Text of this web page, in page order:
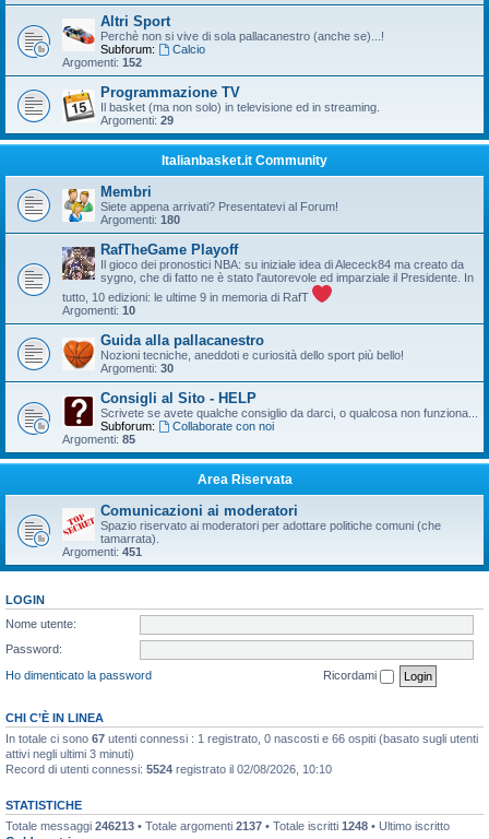
Altri Sport
Perchè non si vive di sola pallacanestro (anche se)...!
Subforum:
Calcio
Argomenti: 152
Programmazione TV
Il basket (ma non solo) in televisione ed in streaming.
Argomenti: 29
Italianbasket.it Community
Membri
Siete appena arrivati? Presentatevi al Forum!
Argomenti: 180
RafTheGame Playoff
Il gioco dei pronostici NBA: su iniziale idea di Alececk84 ma creato da
sygno, che di fatto ne è stato l'autorevole ed imparziale il Presidente. In
tutto, 10 edizioni: le ultime 9 in memoria di RafT
Argomenti: 10
Guida alla pallacanestro
Nozioni tecniche, aneddoti e curiosità dello sport più bello!
Argomenti: 30
Consigli al Sito - HELP
Scrivete se avete qualche consiglio da darci, o qualcosa non funziona...
Subforum:
Collaborate con noi
Argomenti: 85
Area Riservata
Comunicazioni ai moderatori
Spazio riservato ai moderatori per adottare politiche comuni (che
tamarrata).
Argomenti: 451
LOGIN
Nome utente:
Password:
Ho dimenticato la password
Ricordami
CHI C’È IN LINEA
In totale ci sono 67 utenti connessi : 1 registrato, 0 nascosti e 66 ospiti (basato sugli utenti
attivi negli ultimi 3 minuti)
Record di utenti connessi: 5524 registrato il 02/08/2026, 10:10
STATISTICHE
Totale messaggi 246213 • Totale argomenti 2137 • Totale iscritti 1248 • Ultimo iscritto